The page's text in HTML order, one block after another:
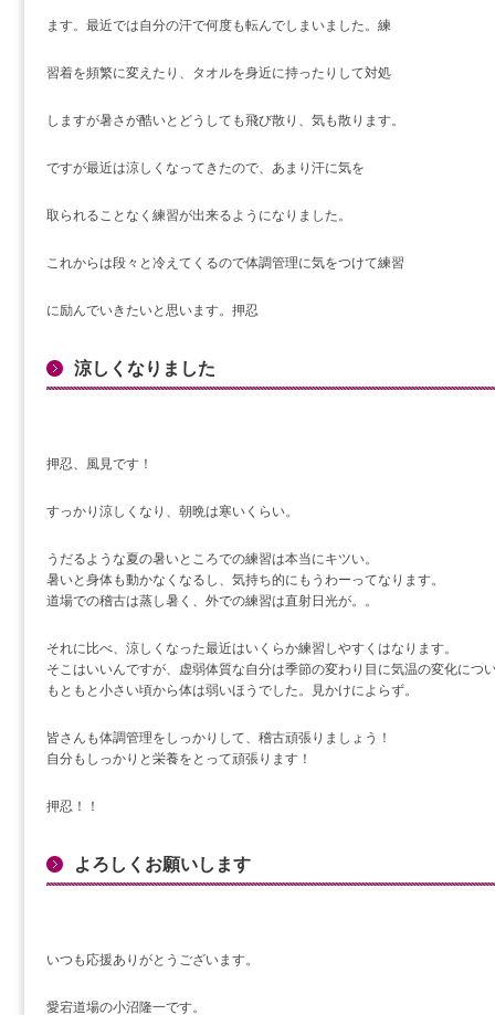
ます。最近では自分の汗で何度も転んでしまいました。練
習着を頻繁に変えたり、タオルを身近に持ったりして対処
しますが暑さが酷いとどうしても飛び散り、気も散ります。
ですが最近は涼しくなってきたので、あまり汗に気を
取られることなく練習が出来るようになりました。
これからは段々と冷えてくるので体調管理に気をつけて練習
に励んでいきたいと思います。押忍
涼しくなりました
押忍、風見です！
すっかり涼しくなり、朝晩は寒いくらい。
うだるような夏の暑いところでの練習は本当にキツい。
暑いと身体も動かなくなるし、気持ち的にもうわーってなります。
道場での稽古は蒸し暑く、外での練習は直射日光が。。
それに比べ、涼しくなった最近はいくらか練習しやすくはなります。
そこはいいんですが、虚弱体質な自分は季節の変わり目に気温の変化につ
もともと小さい頃から体は弱いほうでした。見かけによらず。
皆さんも体調管理をしっかりして、稽古頑張りましょう！
自分もしっかりと栄養をとって頑張ります！
押忍！！
よろしくお願いします
いつも応援ありがとうございます。
愛宕道場の小沼隆一です。